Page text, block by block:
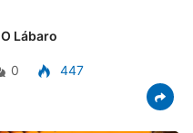
O Lábaro
0
447